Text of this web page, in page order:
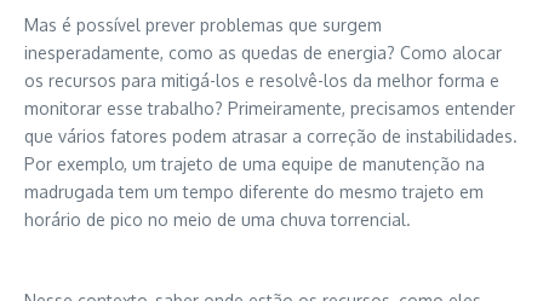
Mas é possível prever problemas que surgem
inesperadamente, como as quedas de energia? Como alocar
os recursos para mitigá-los e resolvê-los da melhor forma e
monitorar esse trabalho? Primeiramente, precisamos entender
que vários fatores podem atrasar a correção de instabilidades.
Por exemplo, um trajeto de uma equipe de manutenção na
madrugada tem um tempo diferente do mesmo trajeto em
horário de pico no meio de uma chuva torrencial.